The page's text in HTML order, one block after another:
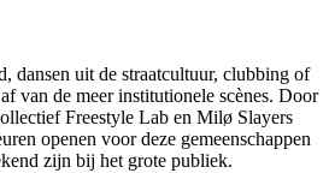
dansen uit de straatcultuur, clubbing of
van de meer institutionele scènes. Door
Freestyle Lab en Milø Slayers
openen voor deze gemeenschappen
zijn bij het grote publiek.